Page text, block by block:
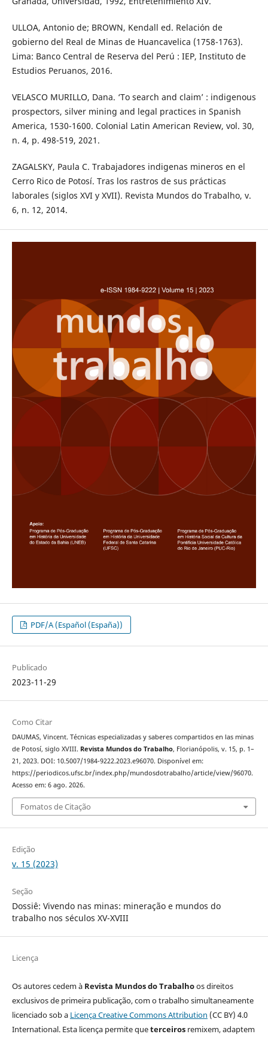
ULLOA, Antonio de; BROWN, Kendall ed. Relación de
gobierno del Real de Minas de Huancavelica (1758-1763).
Lima: Banco Central de Reserva del Perú : IEP, Instituto de
Estudios Peruanos, 2016.
VELASCO MURILLO, Dana. ‘To search and claim’ : indigenous
prospectors, silver mining and legal practices in Spanish
America, 1530-1600. Colonial Latin American Review, vol. 30,
n. 4, p. 498-519, 2021.
ZAGALSKY, Paula C. Trabajadores indigenas mineros en el
Cerro Rico de Potosí. Tras los rastros de sus prácticas
laborales (siglos XVI y XVII). Revista Mundos do Trabalho, v.
6, n. 12, 2014.
PDF/A (Español (España))
Publicado
2023-11-29
Como Citar
DAUMAS, Vincent. Técnicas especializadas y saberes compartidos en las minas
de Potosí, siglo XVIII. Revista Mundos do Trabalho, Florianópolis, v. 15, p. 1–
21, 2023. DOI: 10.5007/1984-9222.2023.e96070. Disponível em:
https://periodicos.ufsc.br/index.php/mundosdotrabalho/article/view/96070.
Acesso em: 6 ago. 2026.
Fomatos de Citação
Edição
v. 15 (2023)
Seção
Dossiê: Vivendo nas minas: mineração e mundos do
trabalho nos séculos XV-XVIII
Licença
Os autores cedem à Revista Mundos do Trabalhoos direitos
exclusivos de primeira publicação, com o trabalho simultaneamente
licenciado sob a Licença Creative Commons Attribution (CC BY) 4.0
International. Esta licença permite queterceirosremixem, adaptem